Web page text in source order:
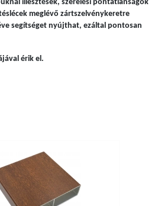
illesztések, szerelési pontatlanságok
meglévő zártszelvénykeretre
segítséget nyújthat, ezáltal pontosan
érik el.